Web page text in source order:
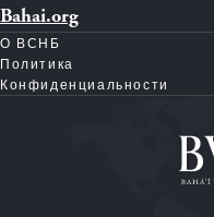
Bahai.org
О ВСНБ
Политика
Конфиденциальности